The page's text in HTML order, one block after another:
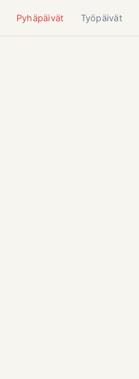
Pyhäpäivät Työpäivät